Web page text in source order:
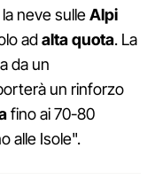
neve sulleAlpi
adaltaquota. La
da un
un rinforzo
fino ai 70-80
alle Isole".